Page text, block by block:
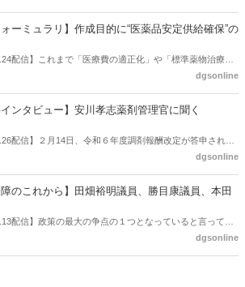
となるもの。薬剤師に関わる政策に広く・深く関わってき
活に向けた薬剤師業界の期待には熱いものがある。不透明
きない医療・介護・障害者サービスのトリプル改定等へ
業界の強い危機感の裏返しといってもいいだろう。本稿で
ォーミュラリ】作成目的に“医薬品安定供給確保”の
配信】これまで「医療費の適正化」や「標準薬物治療の
が目的とされることが多かった地域フォーミュラリの作
の安定供給確保だ。10月22日に開かれた「日本フォーミュ
、会員薬局から安定供給確保への強い要望があったことを
供給確保が見込めるPPI３成分について銘柄を含めて選定
dgsonline
インタビュー】安川孝志薬剤管理官に聞く
配信】２月14日、令和６年度調剤報酬改定が答申され
は、厚生労働省保険局医療課・薬剤管理官の安川孝志氏
dgsonline
障のこれから】田畑裕明議員、勝目康議員、本田
配信】政策の最大の争点の１つとなっていると言っても
会保障のこれからのあり方だ。特に与党では、政府関係者
dgsonline